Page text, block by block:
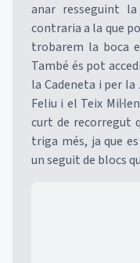
anar resseguint
contraria a la que
trobarem la boca
També és pot
la Cadeneta i per la
Feliu i el Teix
curt de recorregut
triga més, ja que
un seguit de blocs